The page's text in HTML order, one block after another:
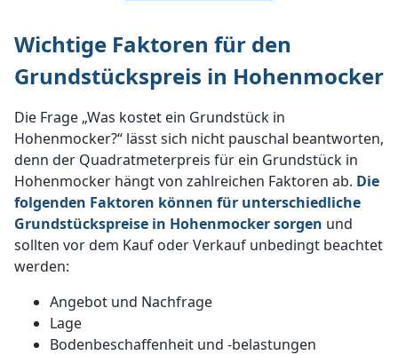
Wichtige Faktoren für den
Grundstückspreis in Hohenmocker
Die Frage „Was kostet ein Grundstück in
Hohenmocker?“ lässt sich nicht pauschal beantworten,
denn der Quadratmeterpreis für ein Grundstück in
Hohenmocker hängt von zahlreichen Faktoren ab. Die
folgenden Faktoren können für unterschiedliche
Grundstückspreise in Hohenmocker sorgen und
sollten vor dem Kauf oder Verkauf unbedingt beachtet
werden:
Angebot und Nachfrage
Lage
Bodenbeschaffenheit und -belastungen